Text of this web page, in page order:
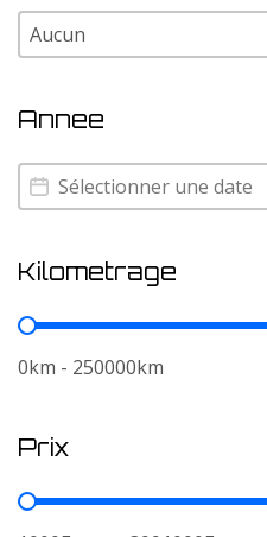
Couleur
Couleur
Annee
Annee
Annee
Kilometrage
Kilometrage
0km - 250000km
Prix
Prix